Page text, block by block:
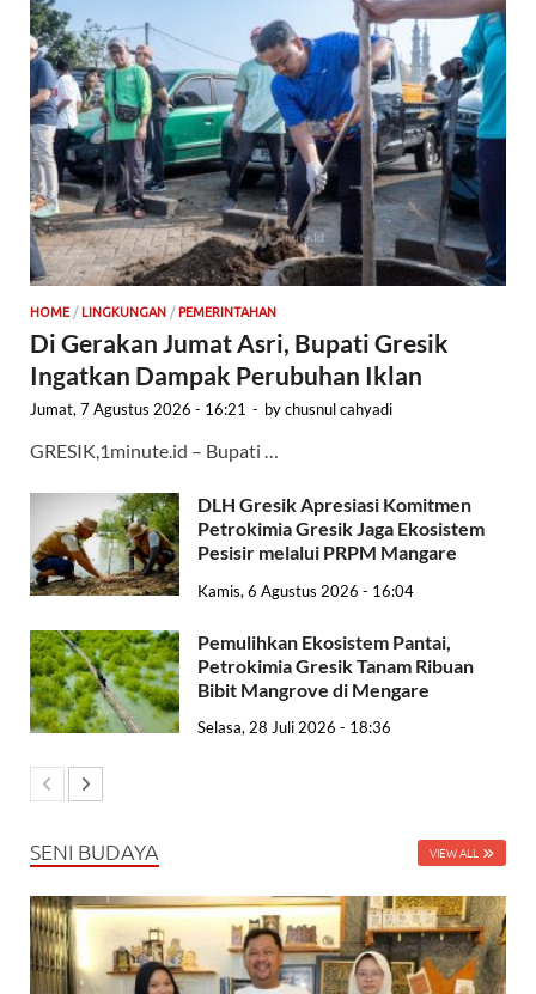
HOME / LINGKUNGAN / PEMERINTAHAN
Di Gerakan Jumat Asri, Bupati Gresik
Ingatkan Dampak Perubuhan Iklan
Jumat, 7 Agustus 2026 - 16:21 - bychusnul cahyadi
GRESIK,1minute.id – Bupati …
DLH Gresik Apresiasi Komitmen
Petrokimia Gresik Jaga Ekosistem
Pesisir melalui PRPM Mangare
Kamis, 6 Agustus 2026 - 16:04
Pemulihkan Ekosistem Pantai,
Petrokimia Gresik Tanam Ribuan
Bibit Mangrove di Mengare
Selasa, 28 Juli 2026 - 18:36
SENI BUDAYA VIEW ALL